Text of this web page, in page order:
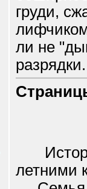
груди,
ли не
летними